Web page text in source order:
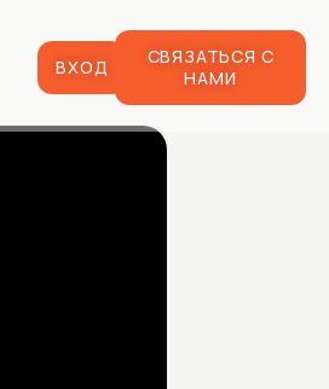
ВХОД
СВЯЗАТЬСЯ С
НАМИ